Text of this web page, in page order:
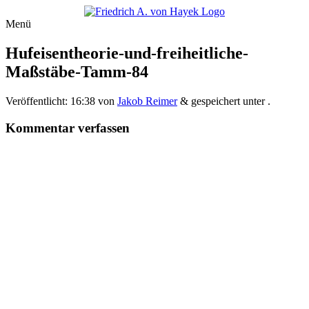
Menü
Hufeisentheorie-und-freiheitliche-
Maßstäbe-Tamm-84
Veröffentlicht: 16:38 von Jakob Reimer & gespeichert unter .
Kommentar verfassen